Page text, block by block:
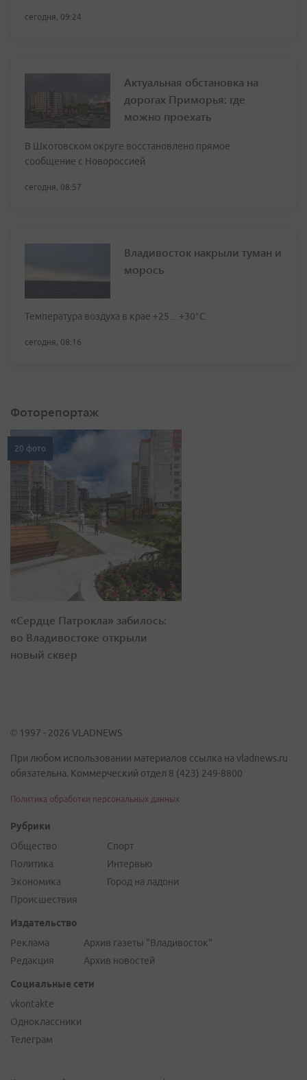
сегодня, 09:24
Актуальная обстановка на
дорогах Приморья: где
можно проехать
В Шкотовском округе восстановлено прямое
сообщение с Новороссией
сегодня, 08:57
Владивосток накрыли туман и
морось
Температура воздуха в крае +25…+30°C
сегодня, 08:16
Фоторепортаж
20 фото
«Сердце Патрокла» забилось:
во Владивостоке открыли
новый сквер
© 1997 - 2026 VLADNEWS
При любом использовании материалов ссылка на vladnews.ru
обязательна. Коммерческий отдел 8 (423) 249-8800
Политика обработки персональных данных
Рубрики
Общество
Политика
Экономика
Происшествия
Спорт
Интервью
Город на ладони
Издательство
Реклама
Редакция
Архив газеты "Владивосток"
Архив новостей
Социальные сети
vkontakte
Одноклассники
Телеграм